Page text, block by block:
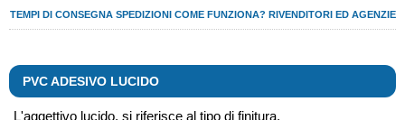
TEMPI DI CONSEGNA SPEDIZIONI COME FUNZIONA? RIVENDITORI ED AGENZIE
PVC ADESIVO LUCIDO
L'aggettivo lucido, si riferisce al tipo di finitura.